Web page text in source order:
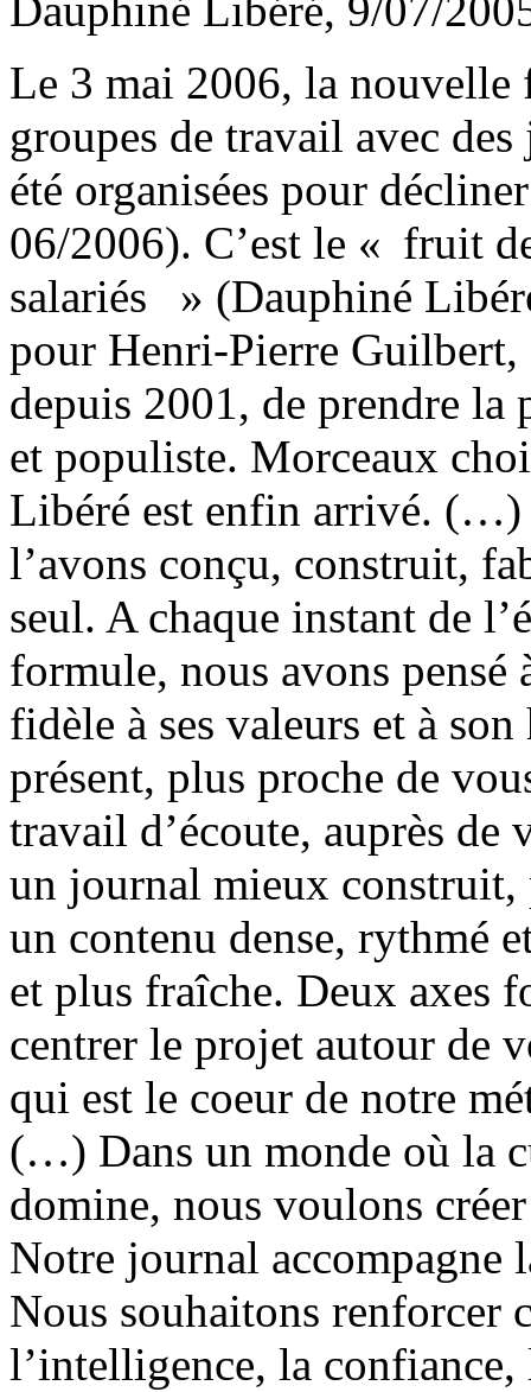
Dauphiné Libéré, 9/07/
Le 3 mai 2006, la nouvelle
groupes de travail avec
été organisées pour
06/2006). C’est le « fruit
salariés » (Dauphiné
pour Henri-Pierre
depuis 2001, de prendre la
et populiste. Morceaux
Libéré est enfin arrivé. (…)
l’avons conçu, construit,
seul. A chaque instant de
formule, nous avons
fidèle à ses valeurs et à
présent, plus proche de
travail d’écoute, auprès
un journal mieux construit,
un contenu dense, rythmé
et plus fraîche. Deux axes
centrer le projet autour de
qui est le coeur de notre
(…) Dans un monde où la
domine, nous voulons
Notre journal accompagne
Nous souhaitons renforcer
l’intelligence, la